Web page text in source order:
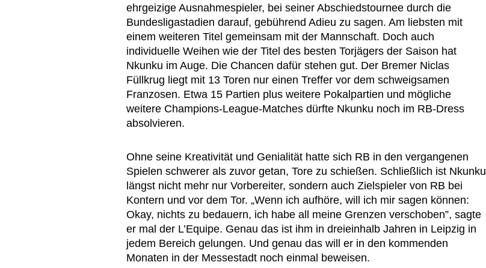
ehrgeizige Ausnahmespieler, bei seiner Abschiedstournee durch die
Bundesligastadien darauf, gebührend Adieu zu sagen. Am liebsten mit
einem weiteren Titel gemeinsam mit der Mannschaft. Doch auch
individuelle Weihen wie der Titel des besten Torjägers der Saison hat
Nkunku im Auge. Die Chancen dafür stehen gut. Der Bremer Niclas
Füllkrug liegt mit 13 Toren nur einen Treffer vor dem schweigsamen
Franzosen. Etwa 15 Partien plus weitere Pokalpartien und mögliche
weitere Champions-League-Matches dürfte Nkunku noch im RB-Dress
absolvieren.
Ohne seine Kreativität und Genialität hatte sich RB in den vergangenen
Spielen schwerer als zuvor getan, Tore zu schießen. Schließlich ist Nkunku
längst nicht mehr nur Vorbereiter, sondern auch Zielspieler von RB bei
Kontern und vor dem Tor. „Wenn ich aufhöre, will ich mir sagen können:
Okay, nichts zu bedauern, ich habe all meine Grenzen verschoben”, sagte
er mal der L’Equipe. Genau das ist ihm in dreieinhalb Jahren in Leipzig in
jedem Bereich gelungen. Und genau das will er in den kommenden
Monaten in der Messestadt noch einmal beweisen.